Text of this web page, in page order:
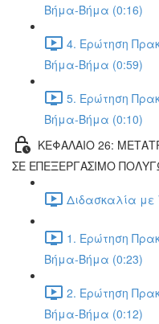
Βήμα-Βήμα (0:16)
4. Ερώτηση
Βήμα-Βήμα (0:59)
5. Ερώτηση
Βήμα-Βήμα (0:10)
ΚΕΦΑΛΑΙΟ 26:
ΣΕ ΕΠΕΞΕΡΓΑΣΙΜΟ
Διδασκαλία με
1. Ερώτηση
Βήμα-Βήμα (0:23)
2. Ερώτηση
Βήμα-Βήμα (0:12)